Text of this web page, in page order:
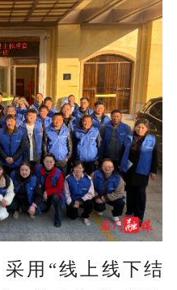
用“线上线下结